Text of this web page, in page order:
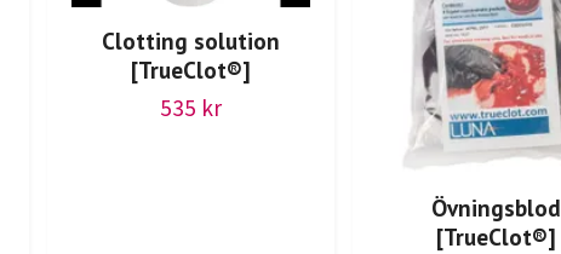
Clotting solution
[TrueClot®]
535 kr
Övningsblod
[TrueClot®]